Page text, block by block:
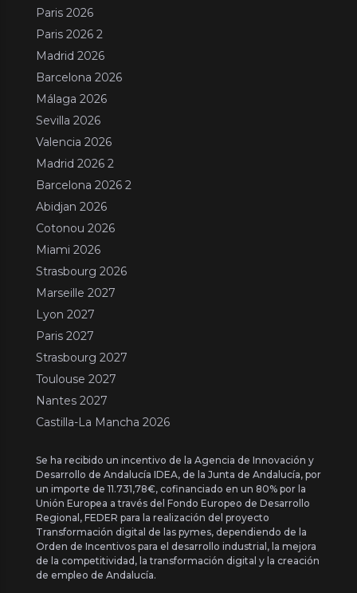
Paris 2026
Paris 2026 2
Madrid 2026
Barcelona 2026
Málaga 2026
Sevilla 2026
Valencia 2026
Madrid 2026 2
Barcelona 2026 2
Abidjan 2026
Cotonou 2026
Miami 2026
Strasbourg 2026
Marseille 2027
Lyon 2027
Paris 2027
Strasbourg 2027
Toulouse 2027
Nantes 2027
Castilla-La Mancha 2026
Se ha recibido un incentivo de la Agencia de Innovación y
Desarrollo de Andalucía IDEA, de la Junta de Andalucía, por
un importe de 11.731,78€, cofinanciado en un 80% por la
Unión Europea a través del Fondo Europeo de Desarrollo
Regional, FEDER para la realización del proyecto
Transformación digital de las pymes, dependiendo de la
Orden de Incentivos para el desarrollo industrial, la mejora
de la competitividad, la transformación digital y la creación
de empleo de Andalucía.